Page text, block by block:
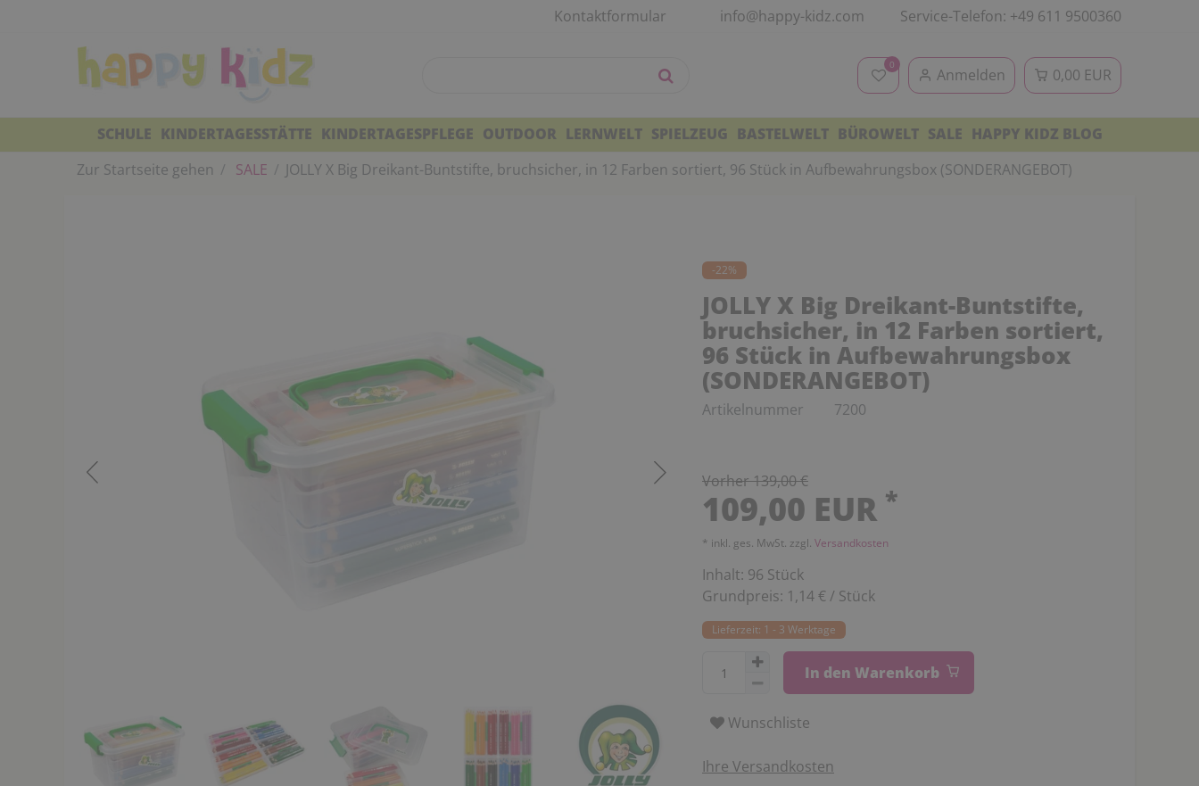
Kontaktformular info@happy-kidz.com Service-Telefon: +49 611 9500360
0
Anmelden 0,00 EUR
SCHULE KINDERTAGESSTÄTTE KINDERTAGESPFLEGE OUTDOOR LERNWELT SPIELZEUG BASTELWELT BÜROWELT SALE HAPPY KIDZ BLOG
Zur Startseite gehen
SALE JOLLY X Big Dreikant-Buntstifte, bruchsicher, in 12 Farben sortiert, 96 Stück in Aufbewahrungsbox (SONDERANGEBOT)
-22%
JOLLY X Big Dreikant-Buntstifte,
bruchsicher, in 12 Farben sortiert,
96 Stück in Aufbewahrungsbox
(SONDERANGEBOT)
Artikelnummer 7200
Vorher 139,00 €
109,00 EUR *
* inkl. ges. MwSt. zzgl. Versandkosten
Inhalt: 96 Stück
Grundpreis: 1,14 € / Stück
Lieferzeit: 1 - 3 Werktage
In den Warenkorb
Wunschliste
Ihre Versandkosten